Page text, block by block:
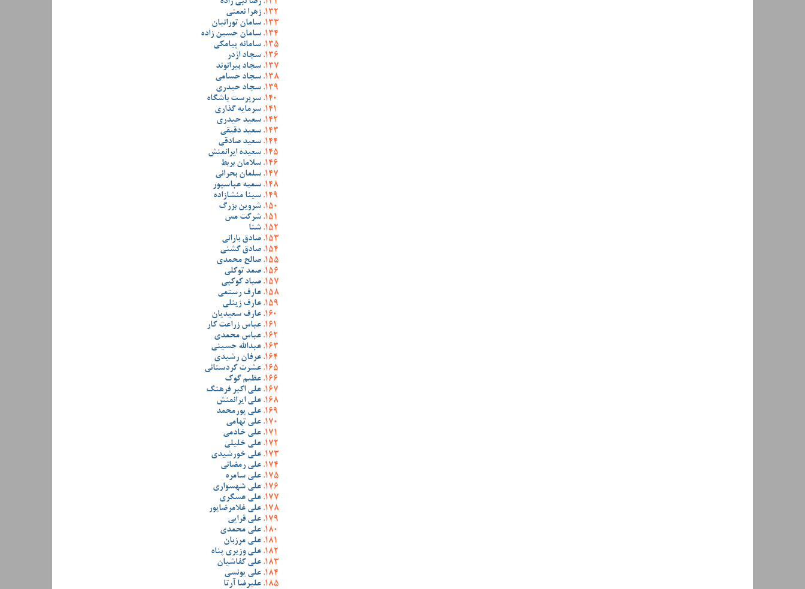
زهرا نعمتی
سامان تورانیان
سامان حسین زاده
سامانه پیامکی
سجاد اژدر
سجاد بیرانوند
سجاد حسامی
سجاد حیدری
سرپرست باشگاه
سرمایه گذاری
سعید حیدری
سعید دقیقی
سعید صادقی
سعیده ایرانمنش
سلامان بربط
سلمان بحرانی
سمیه عباسپور
سینا منشازاده
شروین بزرگ
شرکت مس
شنا
صادق بارانی
صادق گشنی
صالح محمدی
صمد توکلی
صیاد کوکبی
عارف رستمی
عارف زینلی
عارف سعیدیان
عباس زراعت کار
عباس محمدی
عبدالله حسینی
عرفان رشیدی
عشرت کردستانی
عظیم گوک
علی اکبر فرهنگ
علی ایرانمنش
علی پورمحمد
علی تهامی
علی خادمی
علی خلیلی
علی خورشیدی
علی رمضانی
علی سامره
علی شهسواری
علی عسگری
علی غلامرضاپور
علی قرایی
علی محمدی
علی مرزبان
علی وزیری پناه
علی کفاشیان
علی یونسی
علیرضا آرتا